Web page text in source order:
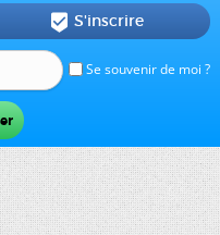
Se souvenir de moi ?
 S'inscrire